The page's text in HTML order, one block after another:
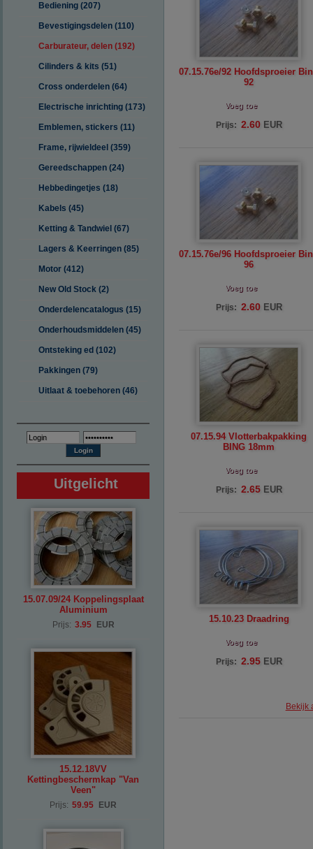
Bediening (207)
Bevestigingsdelen (110)
Carburateur, delen (192)
Cilinders & kits (51)
Cross onderdelen (64)
Electrische inrichting (173)
Emblemen, stickers (11)
Frame, rijwieldeel (359)
Gereedschappen (24)
Hebbedingetjes (18)
Kabels (45)
Ketting & Tandwiel (67)
Lagers & Keerringen (85)
Motor (412)
New Old Stock (2)
Onderdelencatalogus (15)
Onderhoudsmiddelen (45)
Ontsteking ed (102)
Pakkingen (79)
Uitlaat & toebehoren (46)
Uitgelicht
15.07.09/24 Koppelingsplaat
Aluminium
Prijs: 3.95 EUR
15.12.18VV
Kettingbeschermkap "Van
Veen"
Prijs: 59.95 EUR
07.15.76e/92 Hoofdsproeier
92
Voeg toe
Prijs: 2.60 EUR
07.15.76e/96 Hoofdsproeier
96
Voeg toe
Prijs: 2.60 EUR
07.15.94 Vlotterbakpakking
BING 18mm
Voeg toe
Prijs: 2.65 EUR
15.10.23 Draadring
Voeg toe
Prijs: 2.95 EUR
Bekijk